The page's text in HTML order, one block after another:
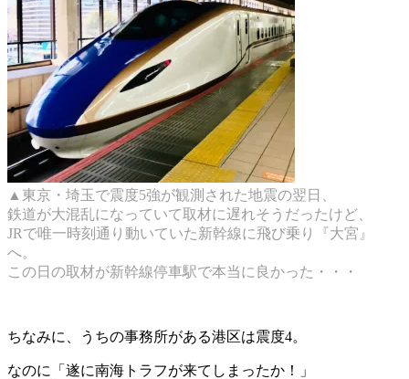
▲東京・埼玉で震度5強が観測された地震の翌日、
鉄道が大混乱になっていて取材に遅れそうだったけど、
JRで唯一時刻通り動いていた新幹線に飛び乗り『大宮』
へ。
この日の取材が新幹線停車駅で本当に良かった・・・
ちなみに、うちの事務所がある港区は震度4。
なのに「遂に南海トラフが来てしまったか！」